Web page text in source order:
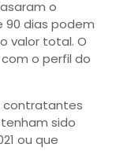
o
90 dias podem
valor total. O
o perfil do
contratantes
sido
ou que